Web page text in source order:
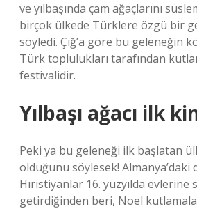
ve yılbaşında çam ağaçlarını
birçok ülkede Türklere özgü bir
söyledi. Çığ’a göre bu geleneğin
Türk toplulukları tarafından
festivalidir.
Yılbaşı ağacı ilk
Peki ya bu geleneği ilk başlatan
olduğunu söylesek! Almanya’daki
Hıristiyanlar 16. yüzyılda evlerine
getirdiğinden beri, Noel